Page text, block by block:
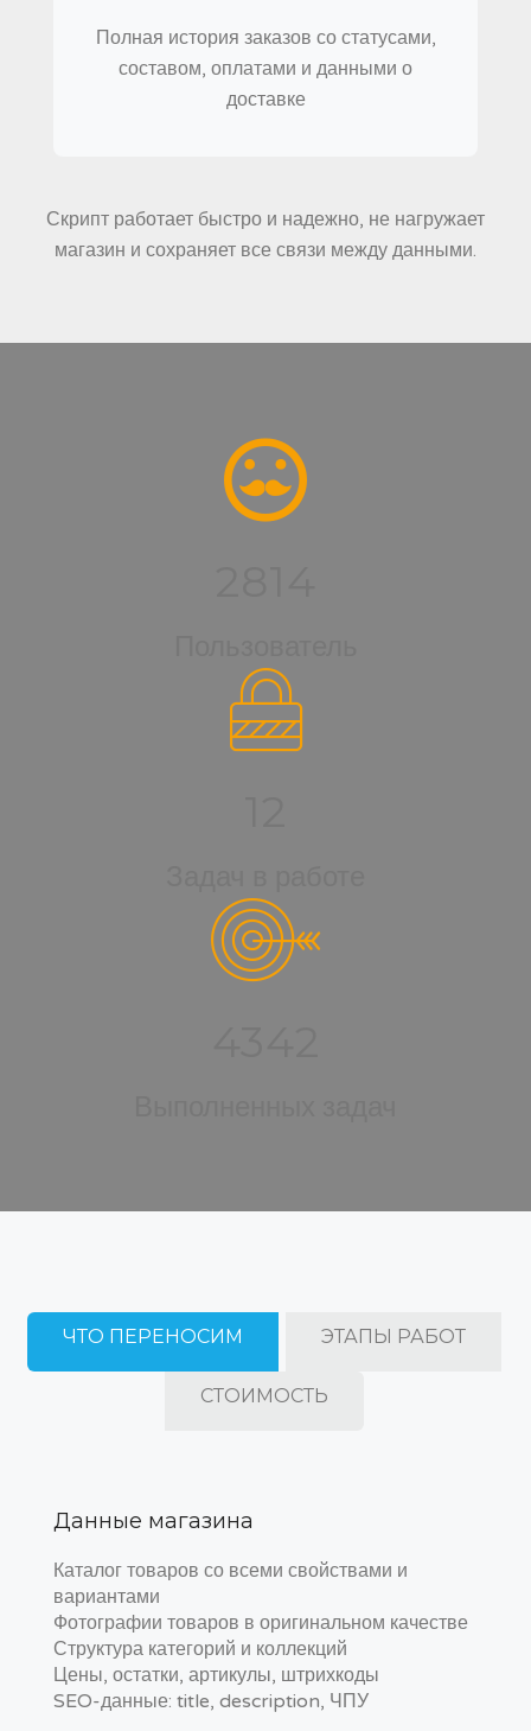
Полная история заказов со статусами,
составом, оплатами и данными о
доставке
Скрипт работает быстро и надежно, не нагружает
магазин и сохраняет все связи между данными.
ЧТО ПЕРЕНОСИМ ЭТАПЫ РАБОТ
СТОИМОСТЬ
Данные магазина
Каталог товаров со всеми свойствами и
вариантами
Фотографии товаров в оригинальном качестве
Структура категорий и коллекций
Цены, остатки, артикулы, штрихкоды
SEO-данные: title, description, ЧПУ